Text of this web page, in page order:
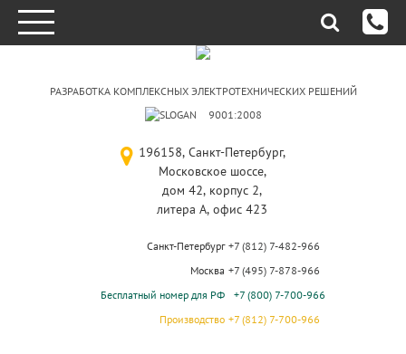
РАЗРАБОТКА КОМПЛЕКСНЫХ ЭЛЕКТРОТЕХНИЧЕСКИХ РЕШЕНИЙ
9001:2008
196158, Санкт-Петербург,
Московское шоссе,
дом 42, корпус 2,
литера А, офис 423
Санкт-Петербург
Москва
Бесплатный номер для РФ
Производство
+7 (812) 7-482-966
+7 (495) 7-878-966
+7 (800) 7-700-966
+7 (812) 7-700-966